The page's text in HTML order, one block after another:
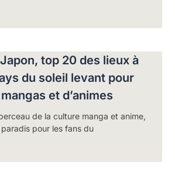
top 20 des lieux à
du soleil levant pour
et d’animes
de la culture manga et anime,
paradis pour les fans du